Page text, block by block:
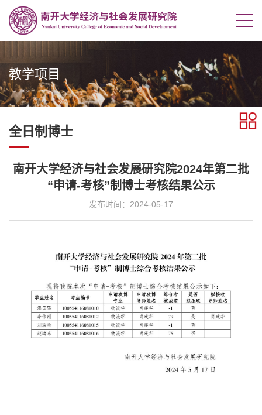
教学项目
全日制博士
南开大学经济与社会发展研究院2024年第二批
“申请-考核”制博士考核结果公示
发布时间：2024-05-17